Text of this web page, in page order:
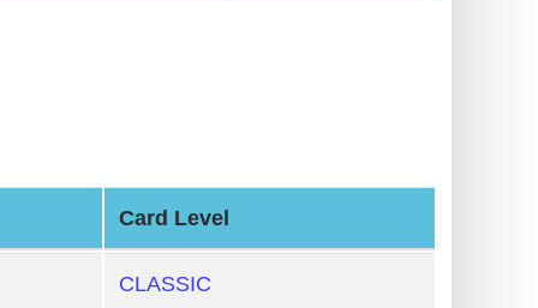
Card Level
CLASSIC